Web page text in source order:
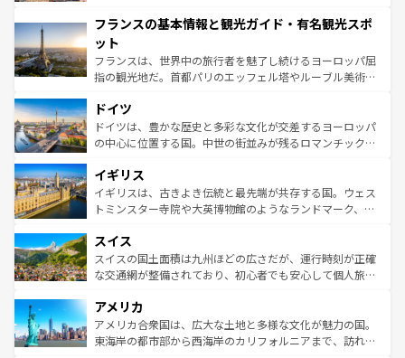
ませてくれるイタリアで、忘れられない旅をしてみよう！
なお、新着のイタリア情報は
しい。
文化が根付くこの国では、情熱的なフラメンコ、熱気あふ
れる闘牛、そして美味しいタパスが生活の一部となってい
る。首都マドリードの洗練された雰囲気や、バルセロナの
アートに溢れた街角から、地方では古代ローマ遺跡や中世
せる。地方によって風土や気候が異なるスペインはその個
性で訪れる人を魅了する。 なお、新着のスペイン情報は コ
ンテンツ一覧を参照してほしい。
フランスの基本情報と観光ガイド・有名観光スポ
ット
フランスは、世界中の旅行者を魅了し続けるヨーロッパ屈
指の観光地だ。首都パリのエッフェル塔やルーブル美術館
で、幅広い魅力が詰まっている。華麗な宮殿、歴史的な大
聖堂、美しいビーチ、そして豊かな自然が、訪れる者を心
から魅了する。また、フランスは美食の国としても知ら
いる。シャンパンの発祥地であるランス、プロヴァンスの
香り高いラベンダー畑など、多彩な楽しみ方が可能だ。さ
らに、パリ以外の地域にも魅力が溢れており、どの街角に
れる地方に足を運ぶとそれぞれで全く異なる文化を体験で
きるだろう。 なお、新着のフランス情報はコンテンツ一覧
を参照してほしい。
ドイツ
ドイツは、豊かな歴史と多彩な文化が交差するヨーロッパ
の中心に位置する国。中世の街並みが残るロマンチック街
顔を持つこの国は、どこを歩いても飽きることがない。ベ
ルリンの文化的活気、バイエルン州のアルプスの絶景、そ
してライン川沿いのワイン畑といった風景は必見。ビール
は、お酒好きな人にはぜひ体験してほしい。 なお、新着の
ドイツ情報はコンテンツ一覧を参照してほしい。
イギリス
イギリスは、古きよき伝統と最先端が共存する国。ウェス
トミンスター寺院や大英博物館のようなランドマーク、歴
リアごとに異なる魅力がある。また、優雅なアフタヌーン
ティー、ビール好きにはたまらない英国パブ、サッカー観
戦など、本場だからこそできる体験も豊富。イギリスを旅
ンツ一覧を参照してほしい。
スイス
スイスの国土面積は九州ほどの広さだが、運行時刻が正確
な交通網が整備されており、初心者でも安心して個人旅行
の建物がそのまま残る町や、スイスならではのユニークな
博物館もあり、アルプス観光だけでなく町歩きも満喫する
ことができる。国民の所得が高いため物価も高いが、旅行
アメリカ
アメリカ合衆国は、広大な土地と多様な文化が魅力の国。
東海岸の都市部から西海岸のカリフォルニアまで、訪れる